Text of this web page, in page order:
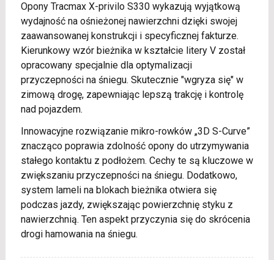
Opony Tracmax X-privilo S330 wykazują wyjątkową
wydajność na ośnieżonej nawierzchni dzięki swojej
zaawansowanej konstrukcji i specyficznej fakturze.
Kierunkowy wzór bieżnika w kształcie litery V został
opracowany specjalnie dla optymalizacji
przyczepności na śniegu. Skutecznie "wgryza się" w
zimową drogę, zapewniając lepszą trakcję i kontrolę
nad pojazdem.
Innowacyjne rozwiązanie mikro-rowków „3D S-Curve”
znacząco poprawia zdolność opony do utrzymywania
stałego kontaktu z podłożem. Cechy te są kluczowe w
zwiększaniu przyczepności na śniegu. Dodatkowo,
system lameli na blokach bieżnika otwiera się
podczas jazdy, zwiększając powierzchnię styku z
nawierzchnią. Ten aspekt przyczynia się do skrócenia
drogi hamowania na śniegu.